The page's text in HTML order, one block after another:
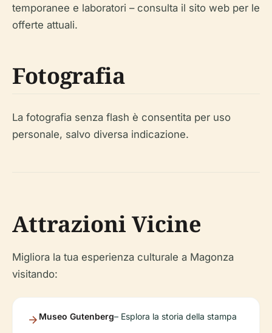
temporanee e laboratori – consulta il sito web per le
offerte attuali.
Fotografia
La fotografia senza flash è consentita per uso
personale, salvo diversa indicazione.
Attrazioni Vicine
Migliora la tua esperienza culturale a Magonza
visitando:
Museo Gutenberg– Esplora la storia della stampa